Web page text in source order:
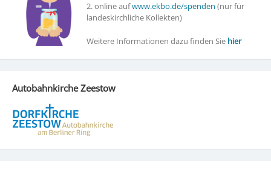
2. online aufwww.ekbo.de/spenden (nur für
landeskirchliche Kollekten)
Weitere Informationen dazu finden Sie hier
Autobahnkirche Zeestow